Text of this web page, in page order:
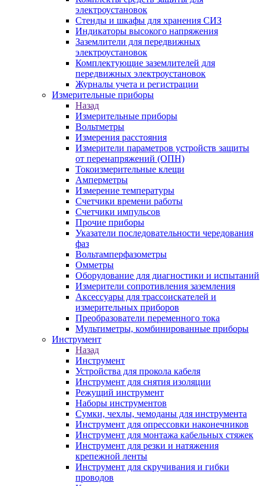
электроустановок
Стенды и шкафы для хранения СИЗ
Индикаторы высокого напряжения
Заземлители для передвижных
электроустановок
Комплектующие заземлителей для
передвижных электроустановок
Журналы учета и регистрации
Измерительные приборы
Назад
Измерительные приборы
Вольтметры
Измерения расстояния
Измерители параметров устройств защиты
от перенапряжений (ОПН)
Токоизмерительные клещи
Амперметры
Измерение температуры
Счетчики времени работы
Счетчики импульсов
Прочие приборы
Указатели последовательности чередования
фаз
Вольтамперфазометры
Омметры
Оборудование для диагностики и испытаний
Измерители сопротивления заземления
Аксессуары для трассоискателей и
измерительных приборов
Преобразователи переменного тока
Мультиметры, комбинированные приборы
Инструмент
Назад
Инструмент
Устройства для прокола кабеля
Инструмент для снятия изоляции
Режущий инструмент
Наборы инструментов
Сумки, чехлы, чемоданы для инструмента
Инструмент для опрессовки наконечников
Инструмент для монтажа кабельных стяжек
Инструмент для резки и натяжения
крепежной ленты
Инструмент для скручивания и гибки
проводов